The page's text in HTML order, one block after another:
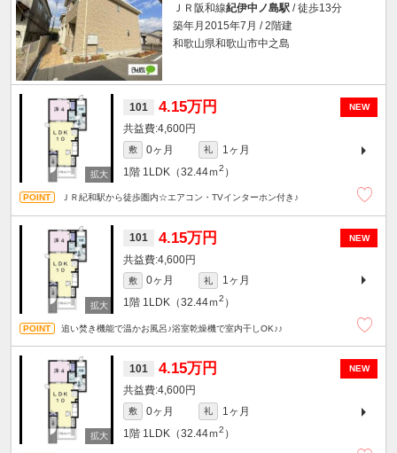
ＪＲ阪和線紀伊中ノ島駅 / 徒歩13分
築年月2015年7月 / 2階建
和歌山県和歌山市中之島
NEW
101 4.15万円
4,600円
敷 0ヶ月 礼
1ヶ月
1階 1LDK（32.44ｍ2 ）
ＪＲ紀和駅から徒歩圏内☆エアコン・TVインターホン付き♪
NEW
101 4.15万円
4,600円
敷 0ヶ月 礼
1ヶ月
1階 1LDK（32.44ｍ2 ）
追い焚き機能で温かお風呂♪浴室乾燥機で室内干しOK♪♪
NEW
101 4.15万円
4,600円
敷 0ヶ月 礼
1ヶ月
1階 1LDK（32.44ｍ2 ）